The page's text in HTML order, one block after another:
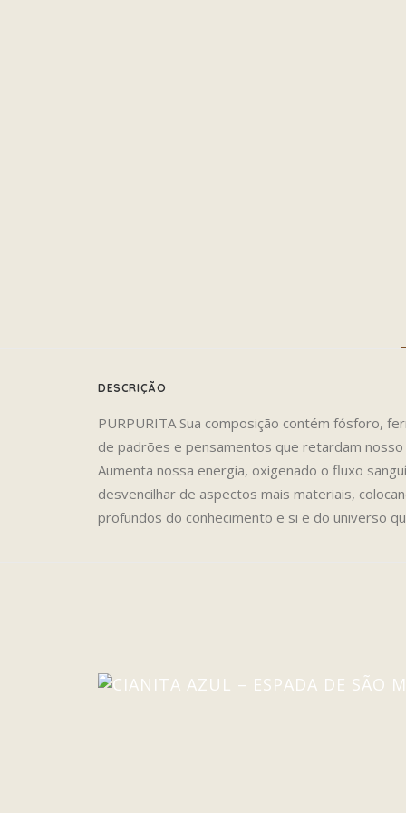
DESCRIÇÃO
PURPURITA Sua composição contém fósforo,
de padrões e pensamentos que retardam
Aumenta nossa energia, oxigenado o fluxo
desvencilhar de aspectos mais materiais,
profundos do conhecimento e si e do universo